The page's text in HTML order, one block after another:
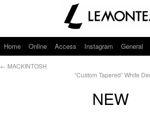
Home Online Access Instagram General
← MACKINTOSH
“Custom Tapered” White
NEW